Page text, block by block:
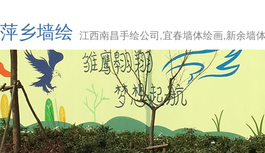
萍乡墙绘 江西南昌手绘公司,宜春墙体绘画,新余墙